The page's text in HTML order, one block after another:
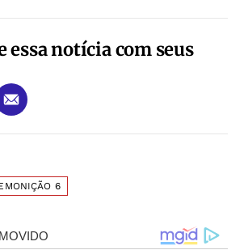
notícia com seus
6